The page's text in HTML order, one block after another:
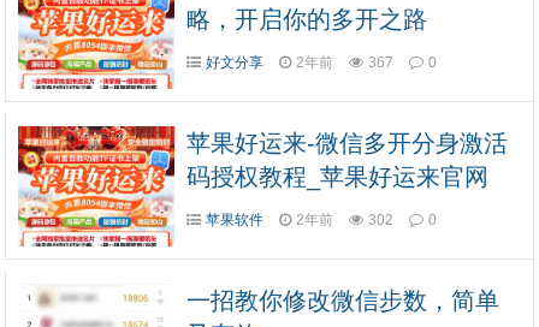
略，开启你的多开之路
好文分享 2年前 367 0
苹果好运来-微信多开分身激活
码授权教程_苹果好运来官网
苹果软件 2年前 302 0
一招教你修改微信步数，简单